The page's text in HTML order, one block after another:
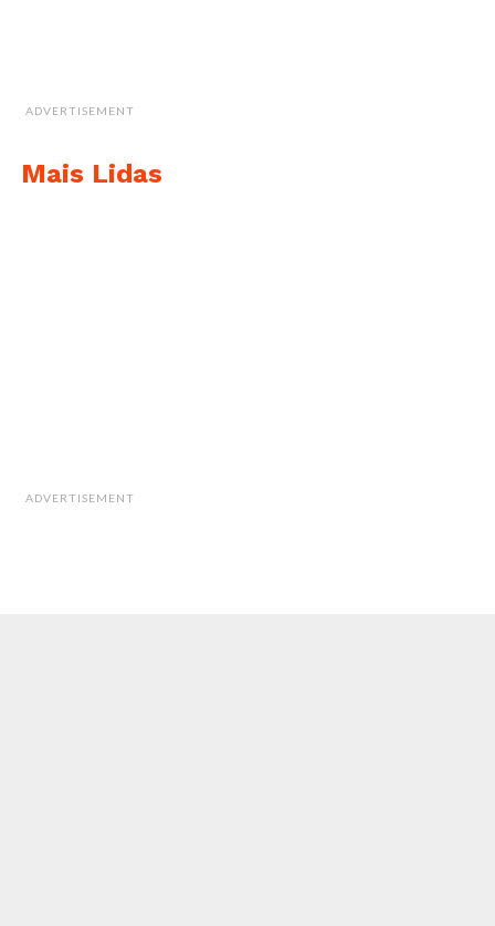
ADVERTISEMENT
Mais Lidas
ADVERTISEMENT